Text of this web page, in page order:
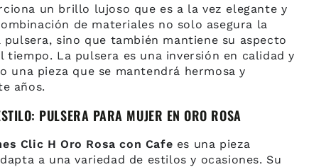
un brillo lujoso que es a la vez elegante y
de materiales no solo asegura la
pulsera, sino que también mantiene su aspecto
tiempo. La pulsera es una inversión en calidad y
una pieza que se mantendrá hermosa y
años.
PULSERA PARA MUJER EN ORO ROSA
Clic H Oro Rosa con Cafe es una pieza
a una variedad de estilos y ocasiones. Su